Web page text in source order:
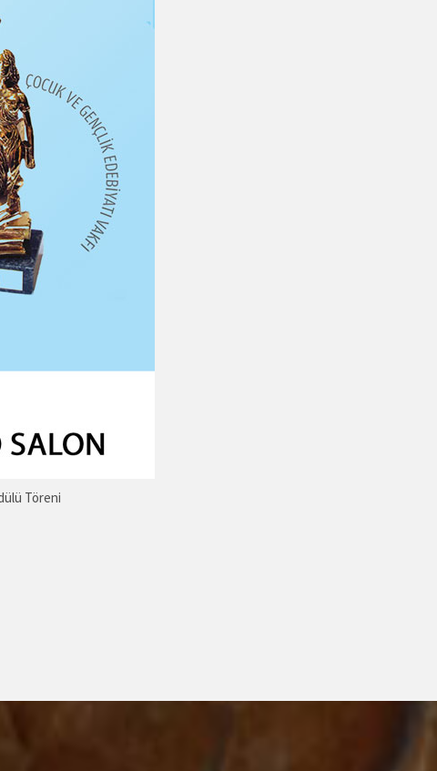
Töreni